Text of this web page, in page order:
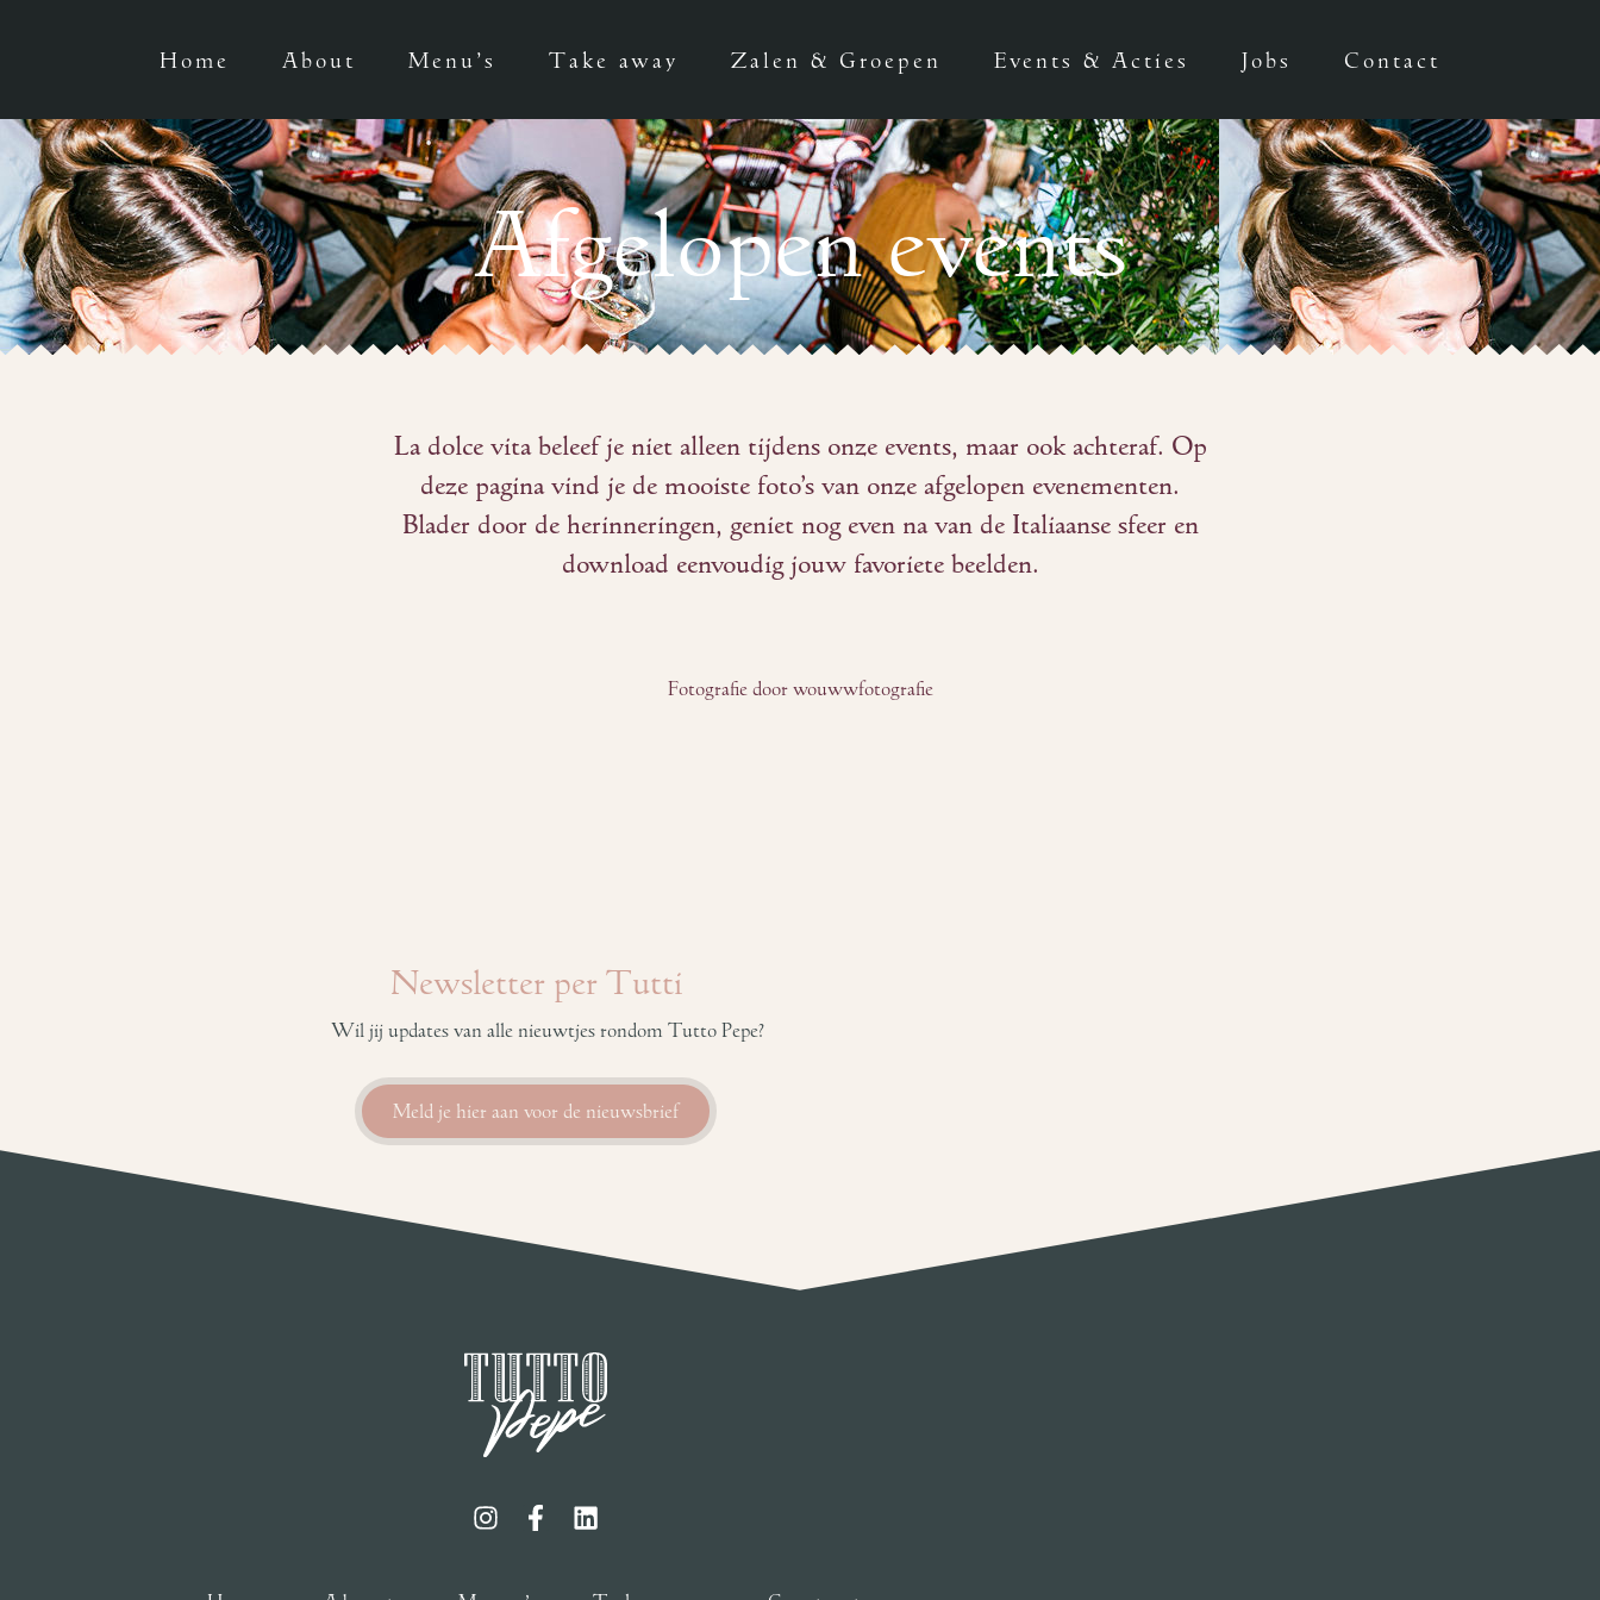
Home About Menu’s Take away Zalen & Groepen Events & Acties Jobs Contact
Afgelopen events
La dolce vita beleef je niet alleen tijdens onze events, maar ook achteraf. Op
deze pagina vind je de mooiste foto’s van onze afgelopen evenementen.
Blader door de herinneringen, geniet nog even na van de Italiaanse sfeer en
download eenvoudig jouw favoriete beelden.
Fotografie door wouwwfotografie
Newsletter per Tutti
Wil jij updates van alle nieuwtjes rondom Tutto Pepe?
Meld je hier aan voor de nieuwsbrief